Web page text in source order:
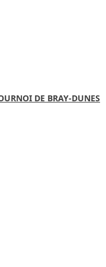
DE BRAY-DUNES